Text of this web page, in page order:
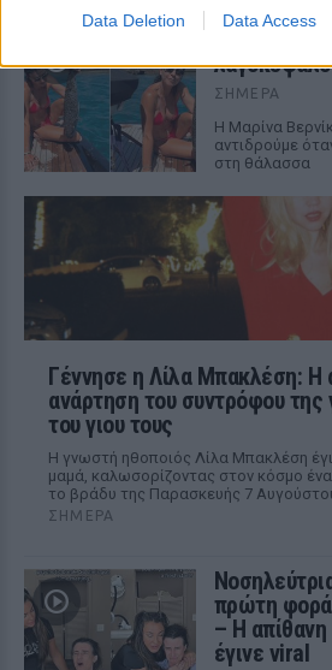
Data Deletion Data Access
Μαρίνα
ΣΉΜΕΡΑ
Η Μαρίνα
αντιδρούμε
στη θάλασσα
Γέννησε η Λίλα Μπακλέση: Η
ανάρτηση του συντρόφου της
του γιου τους
Η γνωστή ηθοποιός Λίλα Μπακλέση
μαμά, καλωσορίζοντας στον κόσμο
το βράδυ της Παρασκευής 7
ΣΉΜΕΡΑ
πρώτη φορά
– Η
έγινε viral